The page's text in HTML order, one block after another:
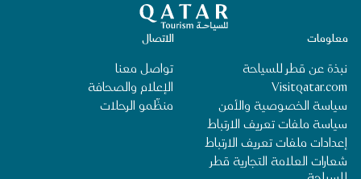
الاتصال
تواصل معنا
الإعلام والصحافة
منظِّمو الرحلات
معلومات
نبذة عن قطر للسياحة
Visitqatar.com
سياسة الخصوصية والأمن
سياسة ملفات تعريف الارتباط
إعدادات ملفات تعريف الارتباط
شعارات العلامة التجارية قطر